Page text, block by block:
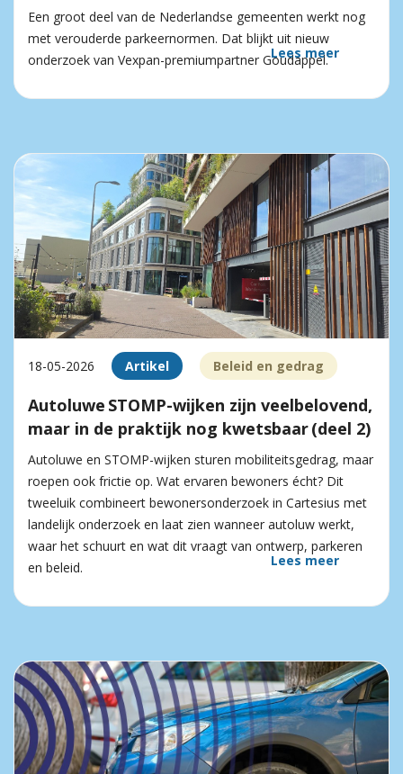
Een groot deel van de Nederlandse gemeenten werkt nog
met verouderde parkeernormen. Dat blijkt uit nieuw
onderzoek van Vexpan-premiumpartner Goudappel.
Lees meer
18-05-2026 Artikel Beleid en gedrag
Autoluwe STOMP-wijken zijn veelbelovend,
maar in de praktijk nog kwetsbaar (deel 2)
Autoluwe en STOMP-wijken sturen mobiliteitsgedrag, maar
roepen ook frictie op. Wat ervaren bewoners écht? Dit
tweeluik combineert bewonersonderzoek in Cartesius met
landelijk onderzoek en laat zien wanneer autoluw werkt,
waar het schuurt en wat dit vraagt van ontwerp, parkeren
en beleid.
Lees meer